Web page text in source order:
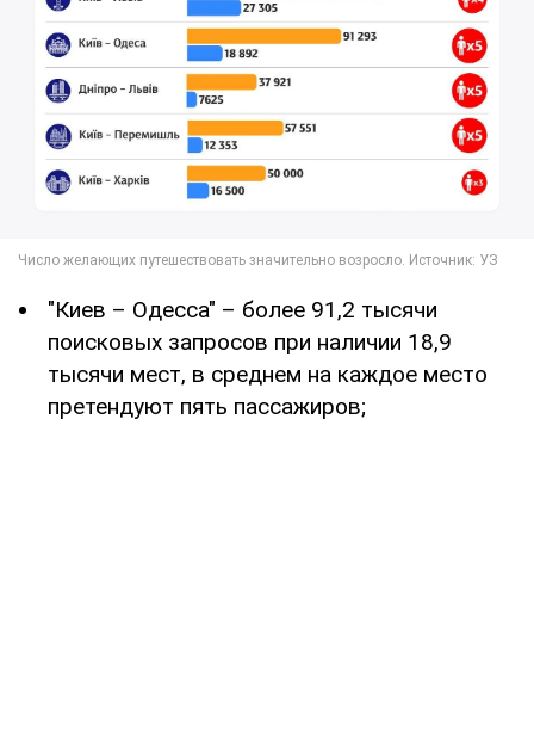
"Киев – Одесса" – более 91,2 тысячи
поисковых запросов при наличии 18,9
тысячи мест, в среднем на каждое место
претендуют пять пассажиров;